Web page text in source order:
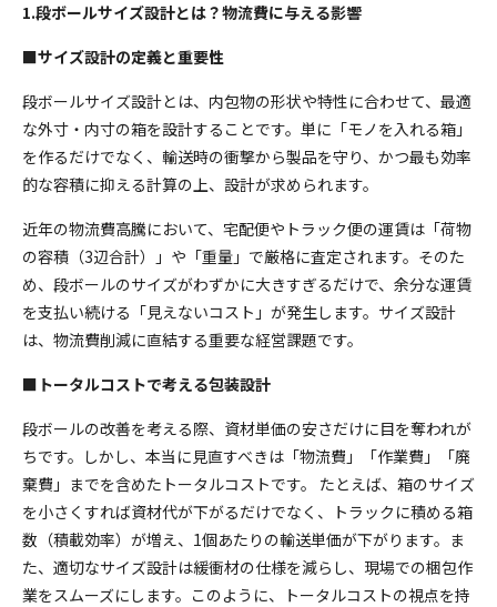
1.段ボールサイズ設計とは？物流費に与える影響
■サイズ設計の定義と重要性
段ボールサイズ設計とは、内包物の形状や特性に合わせて、最適
な外寸・内寸の箱を設計することです。単に「モノを入れる箱」
を作るだけでなく、輸送時の衝撃から製品を守り、かつ最も効率
的な容積に抑える計算の上、設計が求められます。
近年の物流費高騰において、宅配便やトラック便の運賃は「荷物
の容積（3辺合計）」や「重量」で厳格に査定されます。そのた
め、段ボールのサイズがわずかに大きすぎるだけで、余分な運賃
を支払い続ける「見えないコスト」が発生します。サイズ設計
は、物流費削減に直結する重要な経営課題です。
■ トータルコストで考える包装設計
段ボールの改善を考える際、資材単価の安さだけに目を奪われが
ちです。しかし、本当に見直すべきは「物流費」「作業費」「廃
棄費」までを含めたトータルコストです。 たとえば、箱のサイズ
を小さくすれば資材代が下がるだけでなく、トラックに積める箱
数（積載効率）が増え、1個あたりの輸送単価が下がります。ま
た、適切なサイズ設計は緩衝材の仕様を減らし、現場での梱包作
業をスムーズにします。このように、トータルコストの視点を持